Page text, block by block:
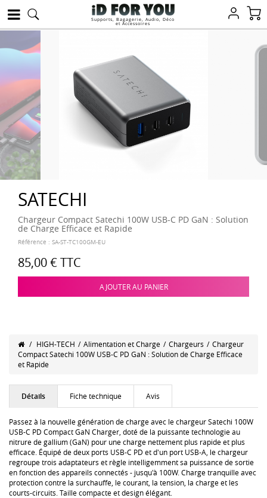
Supports, Bagagerie, Audio, Déco
et Accessoires
SATECHI
Chargeur Compact Satechi 100W USB-C PD GaN : Solution
de Charge Efficace et Rapide
Référence : SA-ST-TC100GM-EU
85,00 € TTC
AJOUTER AU PANIER
/ HIGH-TECH / Alimentation et Charge / Chargeurs / Chargeur
Compact Satechi 100W USB-C PD GaN : Solution de Charge Efficace
et Rapide
Détails Fiche technique Avis
Passez à la nouvelle génération de charge avec le chargeur Satechi 100W
USB-C PD Compact GaN Charger, doté de la puissante technologie au
nitrure de gallium (GaN) pour une charge nettement plus rapide et plus
efficace. Équipé de deux ports USB-C PD et d'un port USB-A, le chargeur
regroupe trois adaptateurs et règle intelligemment sa puissance de sortie
en fonction des appareils connectés - jusqu'à 100W. Charge tranquille avec
protection contre la surchauffe, le courant, la tension, la charge et les
courts-circuits. Taille compacte et design élégant.